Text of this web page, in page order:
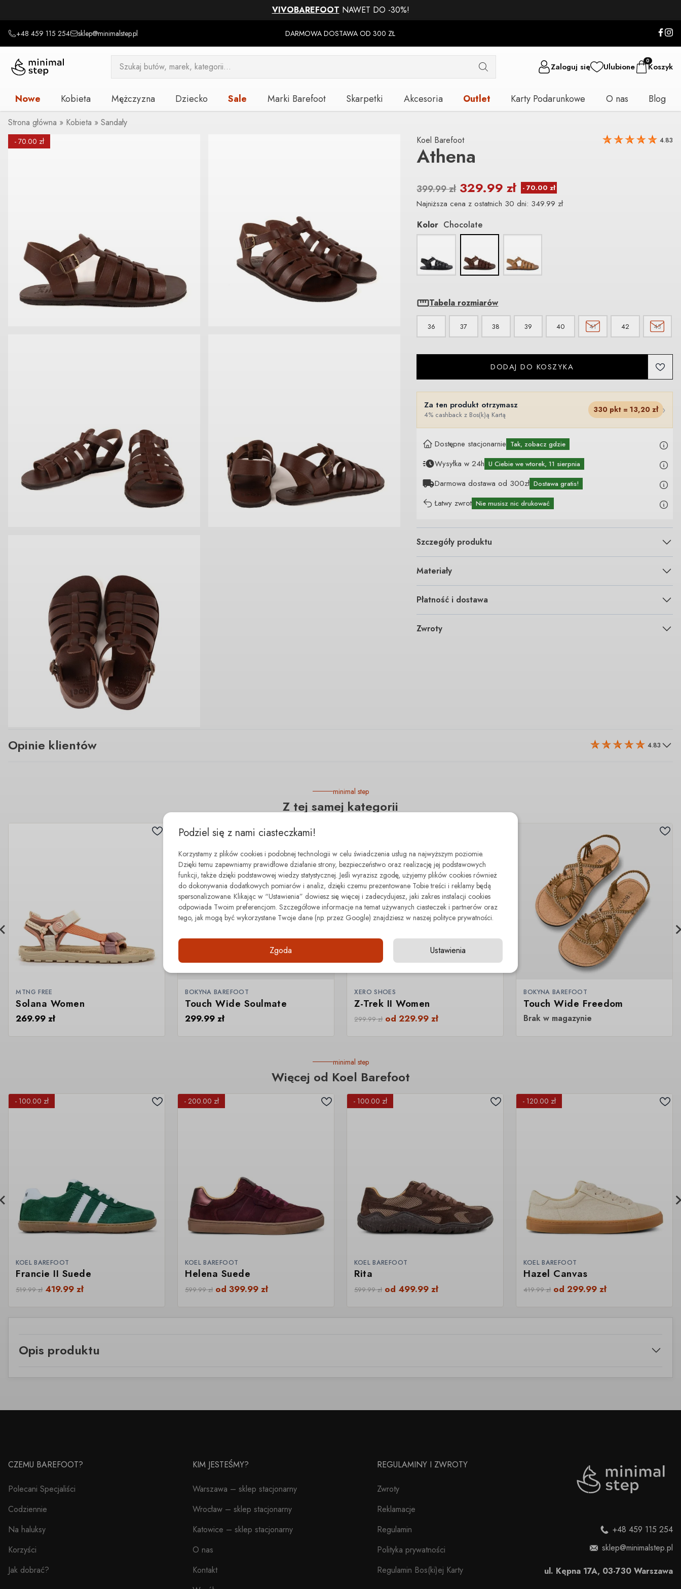
VIVOBAREFOOT NAWET DO -30%!
+48 459 115 254 sklep@minimalstep.pl DARMOWA DOSTAWA OD 300 ZŁ
Wyszukiwarka
produktów Zaloguj się Ulubione
0
Koszyk
Nowe Kobieta Mężczyzna Dziecko Sale Marki Barefoot Skarpetki Akcesoria Outlet Karty Podarunkowe O nas Blog
Strona główna » Kobieta » Sandały
- 70.00 zł Koel Barefoot 4.83
Athena
399.99zł 329.99zł
Najniższa cena z ostatnich 30 dni: 349.99zł
Kolor Chocolate
Tabela rozmiarów
36 37 38 39 40 41 42 43
DODAJ DO KOSZYKA
Za ten produkt otrzymasz
4% cashback z Bos(k)ą Kartą
330 pkt = 13,20 zł ›
Dostępne stacjonarnie Tak, zobacz gdzie
Wysyłka w 24h U Ciebiewe wtorek, 11 sierpnia
Darmowa dostawa od 300zł Dostawa gratis!
Łatwy zwrot Nie musisz nic drukować
Szczegóły produktu
Materiały
Płatność i dostawa
Zwroty
Opinie klientów 4.83
minimal step
Z tej samej kategorii
MTNG FREE
Solana Women
269.99zł
BOKYNA BAREFOOT
Touch Wide Soulmate
299.99zł
XERO SHOES
Z-Trek II Women
299.99zł od229.99zł
BOKYNA BAREFOOT
Touch Wide Freedom
Brak w magazynie
minimal step
Więcej od Koel Barefoot
- 100.00 zł
KOEL BAREFOOT
Francie II Suede
519.99zł 419.99zł
- 200.00 zł
KOEL BAREFOOT
Helena Suede
599.99zł od399.99zł
- 100.00 zł
KOEL BAREFOOT
Rita
599.99zł od 499.99zł
- 120.00 zł
KOEL BAREFOOT
Hazel Canvas
419.99zł od299.99zł
Opis produktu
CZEMU BAREFOOT?
Polecani Specjaliści
Codziennie
Na haluksy
Korzyści
Jak dobrać?
KIM JESTEŚMY?
Warszawa – sklep stacjonarny
Wrocław – sklep stacjonarny
Katowice – sklep stacjonarny
O nas
Kontakt
REGULAMINY I ZWROTY
Zwroty
Reklamacje
Regulamin
Polityka prywatności
Regulamin Bos(ki)ej Karty
+48 459 115 254
sklep@minimalstep.pl
ul. Kępna 17A, 03-730 Warszawa
Podziel się z nami ciasteczkami!
Korzystamy z plików cookies i podobnej technologii w celu świadczenia usług na najwyższym poziomie.
Dzięki temu zapewniamy prawidłowe działanie strony, bezpieczeństwo oraz realizację jej podstawowych
funkcji, także dzięki podstawowej wiedzy statystycznej. Jeśli wyrazisz zgodę, użyjemy plików cookies również
do dokonywania dodatkowych pomiarów i analiz, dzięki czemu prezentowane Tobie treści i reklamy będą
spersonalizowane. Klikając w “Ustawienia” dowiesz się więcej i zadecydujesz, jaki zakres instalacji cookies
odpowiada Twoim preferencjom. Szczegółowe informacje na temat używanych ciasteczek i partnerów oraz
tego, jak mogą być wykorzystane Twoje dane (np. przez Google) znajdziesz w naszej polityce prywatności.
Zgoda Ustawienia